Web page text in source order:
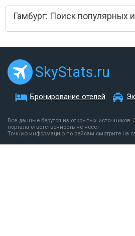
Гамбург: Поиск популярных
SkyStats.ru
Бронирование отелей
Все данные берутся из открытых
портала ответственность не несет.
Точную информацию по рейсам смотрите на